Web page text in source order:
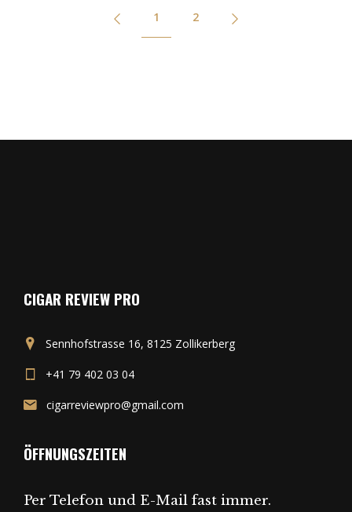
1 2
CIGAR REVIEW PRO
Sennhofstrasse 16, 8125 Zollikerberg
+41 79 402 03 04
cigarreviewpro@gmail.com
ÖFFNUNGSZEITEN
Per Telefon und E-Mail fast immer.